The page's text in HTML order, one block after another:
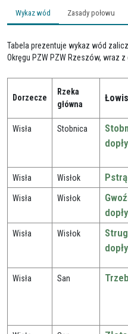
Wykaz wód Zasady połowu
Tabela prezentuje wykaz wód
Okręgu PZW PZW Rzeszów, wraz
Dorzecze
Rzeka
główna
Wisła Stobnica
Wisła Wisłok
Wisła Wisłok
Wisła Wisłok
Wisła San